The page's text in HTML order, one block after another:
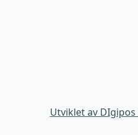
Utviklet av DIgipos